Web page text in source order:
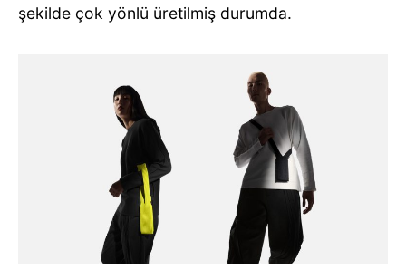
şekilde çok yönlü üretilmiş durumda.